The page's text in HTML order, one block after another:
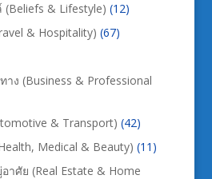
& Lifestyle) (12)
& Hospitality) (67)
าง (Business & Professional
& Transport) (42)
Medical & Beauty) (11)
าศัย (Real Estate & Home